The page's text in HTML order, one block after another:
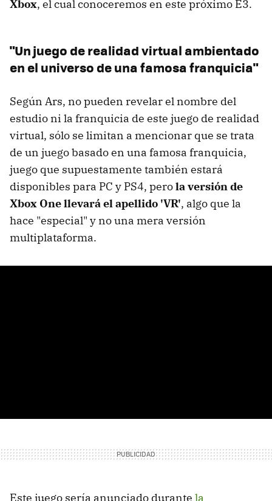
Xbox, el cual conoceremos en este próximo E3.
"Un juego de realidad virtual ambientado
en el universo de una famosa franquicia"
Según Ars, no pueden revelar el nombre del
estudio ni la franquicia de este juego de realidad
virtual, sólo se limitan a mencionar que se trata
de un juego basado en una famosa franquicia,
juego que supuestamente también estará
disponibles para PC y PS4, perola versión de
Xbox One llevará el apellido 'VR', algo que la
hace "especial" y no una mera versión
multiplataforma.
Este juego sería anunciado durante la